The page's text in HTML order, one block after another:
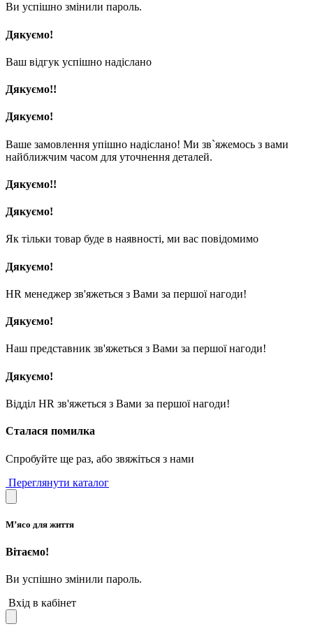
Ви успішно змінили пароль.
Дякуємо!
Ваш відгук успішно надіслано
Дякуємо!!
Дякуємо!
Ваше замовлення упішно надіслано! Ми зв`яжемось з вами
найближчим часом для уточнення деталей.
Дякуємо!!
Дякуємо!
Як тільки товар буде в наявності, ми вас повідомимо
Дякуємо!
HR менеджер зв'яжеться з Вами за першої нагоди!
Дякуємо!
Наш представник зв'яжеться з Вами за першої нагоди!
Дякуємо!
Відділ HR зв'яжеться з Вами за першої нагоди!
Сталася помилка
Спробуйте ще раз, або звяжіться з нами
Переглянути каталог
М’ясо для життя
Вітаємо!
Ви успішно змінили пароль.
Вхід в кабінет